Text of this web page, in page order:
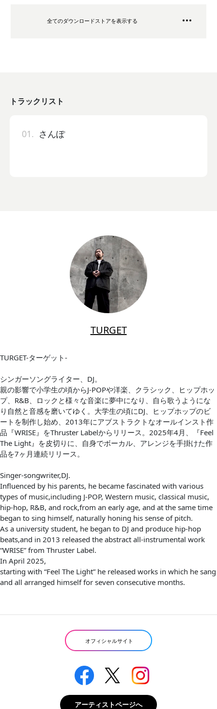
全てのダウンロードストアを表示する
トラックリスト
01. さんぽ
TURGET
TURGET-ターゲット-
シンガーソングライター、DJ。
親の影響で小学生の頃からJ-POPや洋楽、クラシック、ヒップホッ
プ、R&B、ロックと様々な音楽に夢中になり、自ら歌うようにな
り自然と音感を磨いてゆく。大学生の頃にDJ、ヒップホップのビ
ートを制作し始め、2013年にアブストラクトなオールインスト作
品『WRISE』をThruster Labelからリリース。2025年4月、『Feel
The Light』を皮切りに、自身でボーカル、アレンジを手掛けた作
品を7ヶ月連続リリース。
Singer-songwriter,DJ.
Influenced by his parents, he became fascinated with various
types of music,including J-POP, Western music, classical music,
hip-hop, R&B, and rock,from an early age, and at the same time
began to sing himself, naturally honing his sense of pitch.
As a university student, he began to DJ and produce hip-hop
beats,and in 2013 released the abstract all-instrumental work
“WRISE” from Thruster Label.
In April 2025,
starting with “Feel The Light” he released works in which he sang
and all arranged himself for seven consecutive months.
オフィシャルサイト
アーティストページへ